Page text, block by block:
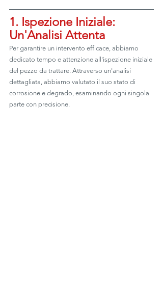
1. Ispezione Iniziale:
Un'Analisi Attenta
Per garantire un intervento efficace, abbiamo
dedicato tempo e attenzione all'ispezione iniziale
del pezzo da trattare. Attraverso un'analisi
dettagliata, abbiamo valutato il suo stato di
corrosione e degrado, esaminando ogni singola
parte con precisione.